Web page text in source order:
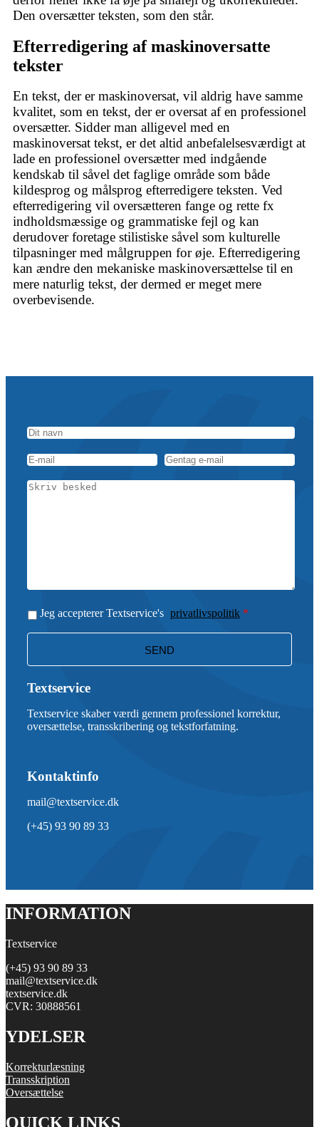
Den oversætter teksten, som den står.
Efterredigering af maskinoversatte
tekster
En tekst, der er maskinoversat, vil aldrig have samme
kvalitet, som en tekst, der er oversat af en professionel
oversætter. Sidder man alligevel med en
maskinoversat tekst, er det altid anbefalelsesværdigt at
lade en professionel oversætter med indgående
kendskab til såvel det faglige område som både
kildesprog og målsprog efterredigere teksten. Ved
efterredigering vil oversætteren fange og rette fx
indholdsmæssige og grammatiske fejl og kan
derudover foretage stilistiske såvel som kulturelle
tilpasninger med målgruppen for øje. Efterredigering
kan ændre den mekaniske maskinoversættelse til en
mere naturlig tekst, der dermed er meget mere
overbevisende.
Jeg accepterer Textservice's privatlivspolitik *
Textservice
Textservice skaber værdi gennem professionel korrektur,
oversættelse, transskribering og tekstforfatning.
Kontaktinfo
mail@textservice.dk
(+45) 93 90 89 33
INFORMATION
Textservice
(+45) 93 90 89 33
mail@textservice.dk
textservice.dk
CVR: 30888561
YDELSER
Korrekturlæsning
Transskription
Oversættelse
QUICK LINKS